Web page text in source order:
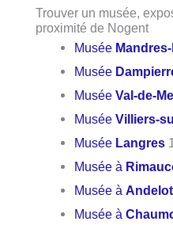
Trouver un musée,
proximité de Nogent
Musée
Musée
MuséeVal-de-
MuséeVilliers-
Musée Langres
Musée à
Musée à
Musée à